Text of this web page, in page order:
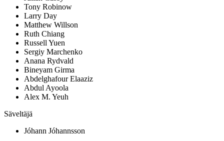
Tony Robinow
Larry Day
Matthew Willson
Ruth Chiang
Russell Yuen
Sergiy Marchenko
Anana Rydvald
Bineyam Girma
Abdelghafour Elaaziz
Abdul Ayoola
Alex M. Yeuh
Säveltäjä
Jóhann Jóhannsson